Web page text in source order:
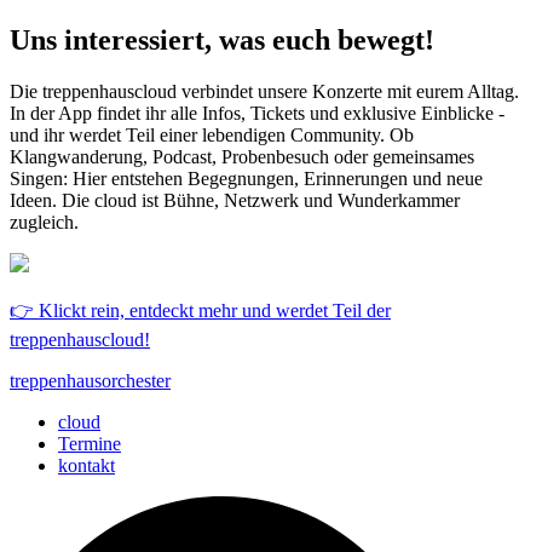
Uns interessiert, was euch bewegt!
Die treppenhauscloud verbindet unsere Konzerte mit eurem Alltag.
In der App findet ihr alle Infos, Tickets und exklusive Einblicke -
und ihr werdet Teil einer lebendigen Community. Ob
Klangwanderung, Podcast, Probenbesuch oder gemeinsames
Singen: Hier entstehen Begegnungen, Erinnerungen und neue
Ideen. Die cloud ist Bühne, Netzwerk und Wunderkammer
zugleich.
👉 Klickt rein, entdeckt mehr und werdet Teil der
treppenhauscloud!
treppenhausorchester
cloud
Termine
kontakt